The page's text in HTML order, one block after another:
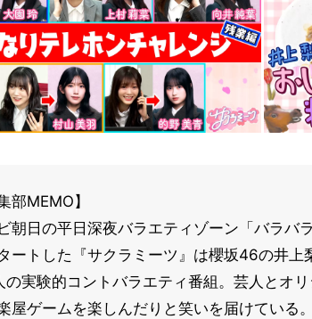
部MEMO】
朝日の平日深夜バラエティゾーン「バラバ
ートした『サクラミーツ』は櫻坂46の井上
の実験的コントバラエティ番組。芸人とオ
屋ゲームを楽しんだりと笑いを届けている